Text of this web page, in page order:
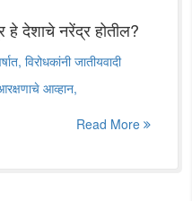
हे देशाचे नरेंद्र होतील?
विरोधकांनी जातीयवादी
आव्हान,
Read More